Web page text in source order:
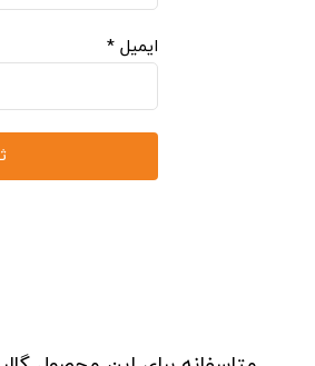
ایمیل *